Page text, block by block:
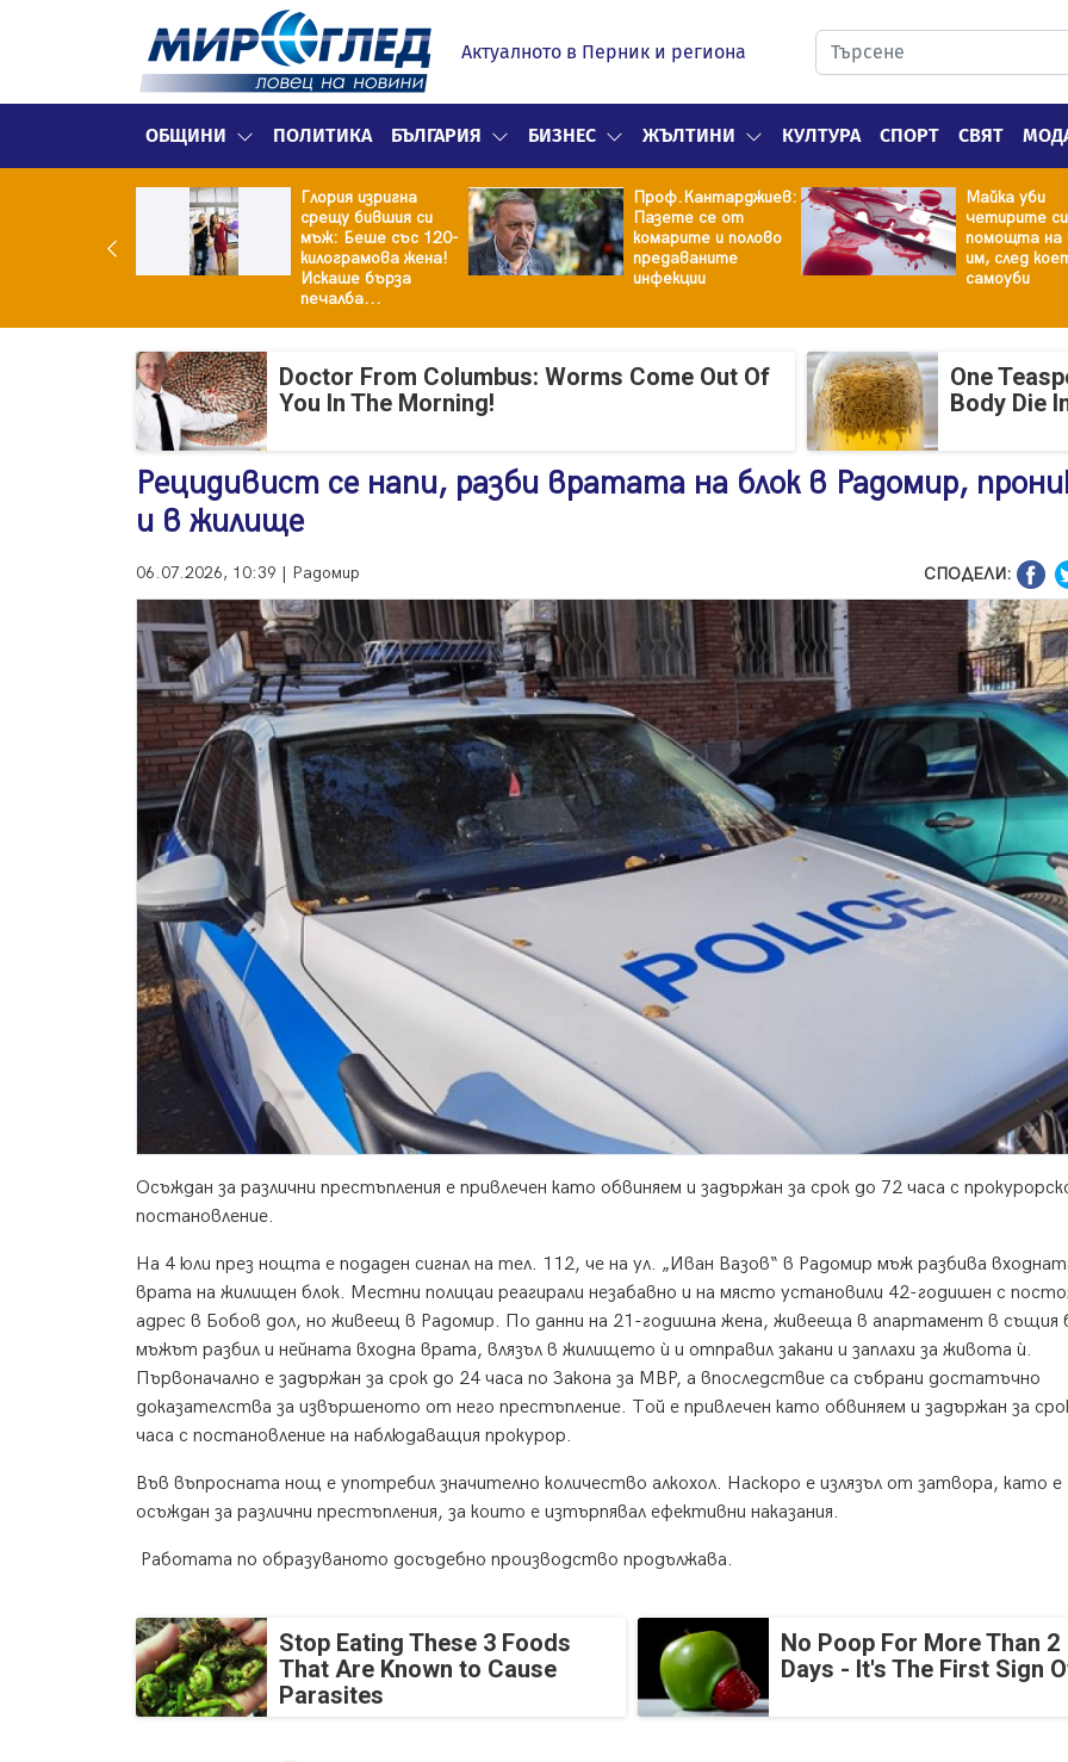
Актуалното в Перник и региона
ОБЩИНИ ПОЛИТИКА БЪЛГАРИЯ БИЗНЕС ЖЪЛТИНИ КУЛТУРА СПОРТ СВЯТ
Глория изригна
срещу бившия си
мъж: Беше със 120-
килограмова жена!
Искаше бърза
печалба...
Проф.Кантарджиев:
Пазете се от
комарите и полово
предаваните
инфекции
Майка уби
четирите
помощта на
им, след
самоуби
Doctor From Columbus: Worms Come Out Of
You In The Morning!
One
Body Die
Рецидивист се напи, разби вратата на блок в Радомир,
и в жилище
06.07.2026, 10:39 | Радомир СПОДЕЛИ:
Осъждан за различни престъпления е привлечен като обвиняем и задържан за срок до 72 часа с
постановление.
На 4 юли през нощта е подаден сигнал на тел. 112, че на ул. „Иван Вазов“ в Радомир мъж разбива
врата на жилищен блок. Местни полицаи реагирали незабавно и на място установили 42-годишен с
адрес в Бобов дол, но живеещ в Радомир. По данни на 21-годишна жена, живееща в апартамент в същия
мъжът разбил и нейната входна врата, влязъл в жилището ѝ и отправил закани и заплахи за живота ѝ.
Първоначално е задържан за срок до 24 часа по Закона за МВР, а впоследствие са събрани достатъчно
доказателства за извършеното от него престъпление. Той е привлечен като обвиняем и задържан за
часа с постановление на наблюдаващия прокурор.
Във въпросната нощ е употребил значително количество алкохол. Наскоро е излязъл от затвора, като е
осъждан за различни престъпления, за които е изтърпявал ефективни наказания.
Работата по образуваното досъдебно производство продължава.
Stop Eating These 3 Foods
That Are Known to Cause
Parasites
No Poop For More Than 2
Days - It's The First Sign